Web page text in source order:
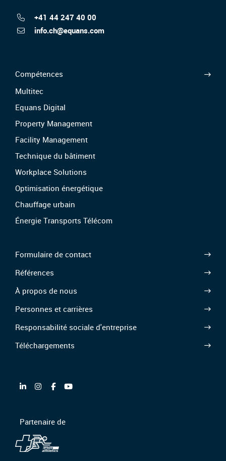
+41 44 247 40 00
info.ch@equans.com
Compétences
Multitec
Equans Digital
Property Management
Facility Management
Technique du bâtiment
Workplace Solutions
Optimisation énergétique
Chauffage urbain
Énergie Transports Télécom
Formulaire de contact
Références
À propos de nous
Personnes et carrières
Responsabilité sociale d'entreprise
Téléchargements
Partenaire de